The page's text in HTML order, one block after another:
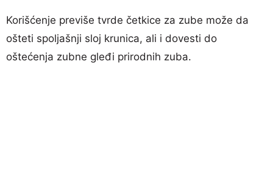
Korišćenje previše tvrde četkice za zube može da
ošteti spoljašnji sloj krunica, ali i dovesti do
oštećenja zubne gleđi prirodnih zuba.